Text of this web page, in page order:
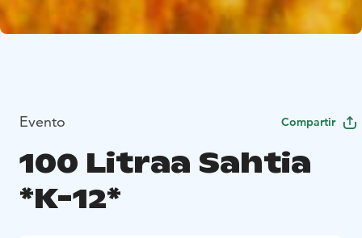
Evento Compartir
100 Litraa Sahtia
*K-12*